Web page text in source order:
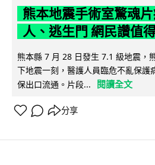
熊本地震手術室驚魂
人、逃生門 網民讚值
熊本縣 7 月 28 日發生 7.1 級地震，
下地震一刻，醫護人員臨危不亂保護
保出口流通。片段...
閱讀全文
分享